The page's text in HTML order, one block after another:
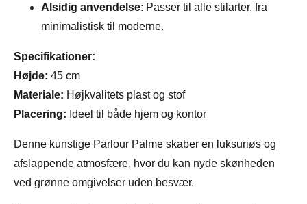
Alsidig anvendelse: Passer til alle stilarter, fra
minimalistisk til moderne.
Specifikationer:
Højde: 45 cm
Materiale: Højkvalitets plast og stof
Placering: Ideel til både hjem og kontor
Denne kunstige Parlour Palme skaber en luksuriøs og
afslappende atmosfære, hvor du kan nyde skønheden
ved grønne omgivelser uden besvær.